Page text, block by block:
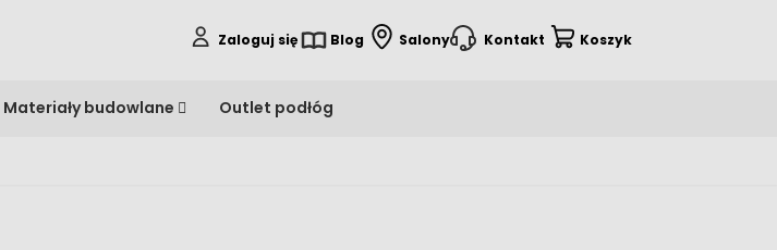
Zaloguj się Blog Salony Kontakt Koszyk
Materiały budowlane Outlet podłóg